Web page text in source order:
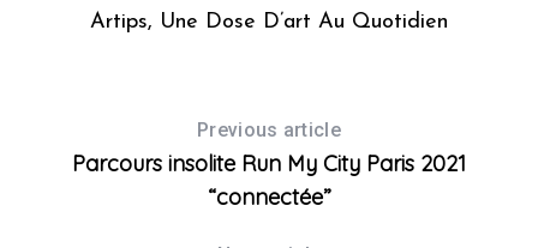
Artips, Une Dose D’art Au Quotidien
Previous article
Parcours insolite Run My City Paris 2021
“connectée”